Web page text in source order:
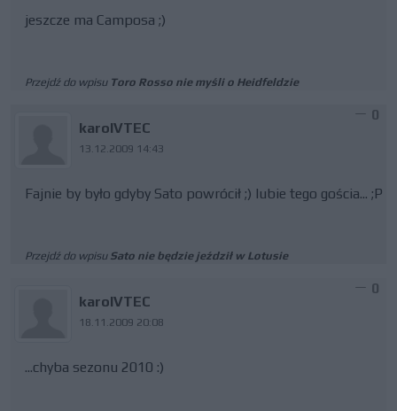
jeszcze ma Camposa ;)
Przejdź do wpisu Toro Rosso nie myśli o Heidfeldzie
karolVTEC
13.12.2009 14:43
0
Fajnie by było gdyby Sato powrócił ;) lubie tego gościa... ;P
Przejdź do wpisu Sato nie będzie jeździł w Lotusie
karolVTEC
18.11.2009 20:08
0
...chyba sezonu 2010 :)